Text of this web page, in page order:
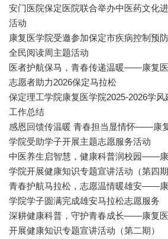
安门医院保定医院联合举办中医药文化
活动
康复医学院受邀参加保定市疾病控制预
全民阅读周主题活动
医者护航保马，青春传递温暖——康复
志愿者助力2026保定马拉松
保定理工学院康复医学院2025-2026学风
工作总结
感恩回馈传温暖 青春担当显情怀——康
学院受助学子开展主题志愿服务活动
中医养生启智慧，健康科普润校园——
学院开展健康知识专题宣讲活动（第四期
青春护航马拉松，志愿温情暖雄安——
学院学子圆满完成雄安马拉松志愿服务
深耕健康科普，守护青春成长——康复
开展健康知识专题宣讲活动（第二期）